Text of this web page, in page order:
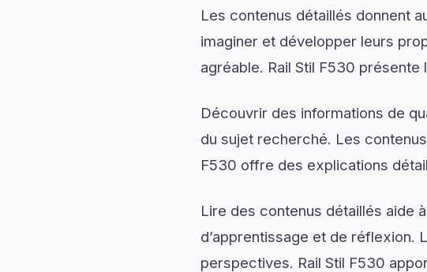
Les contenus détaillés donnent
imaginer et développer leurs
agréable. Rail Stil F530
Découvrir des informations de
du sujet recherché. Les
F530 offre des explications
Lire des contenus détaillés aide
d’apprentissage et de réflexion.
perspectives. Rail Stil F530